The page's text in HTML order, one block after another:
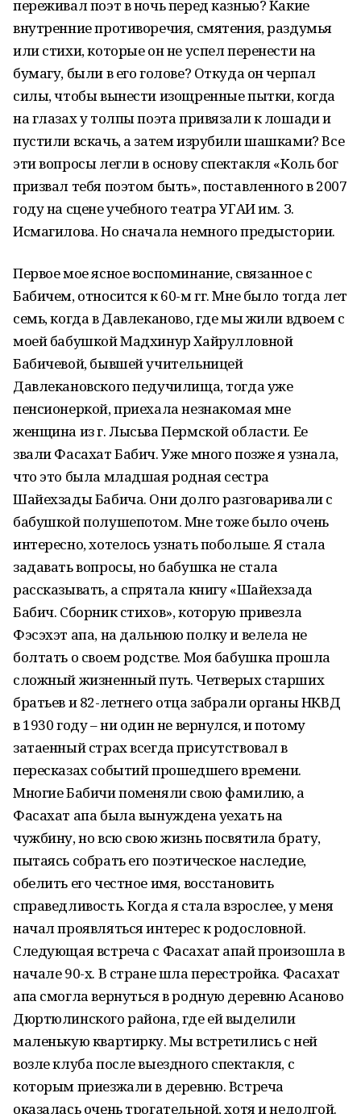
переживал поэт в ночь перед казнью? Какие
внутренние противоречия, смятения, раздумья
или стихи, которые он не успел перенести на
бумагу, были в его голове? Откуда он черпал
силы, чтобы вынести изощренные пытки, когда
на глазах у толпы поэта привязали к лошади и
пустили вскачь, а затем изрубили шашками? Все
эти вопросы легли в основу спектакля «Коль бог
призвал тебя поэтом быть», поставленного в 2007
году на сцене учебного театра УГАИ им. З.
Исмагилова. Но сначала немного предыстории.
Первое мое ясное воспоминание, связанное с
Бабичем, относится к 60-м гг. Мне было тогда лет
семь, когда в Давлеканово, где мы жили вдвоем с
моей бабушкой Мадхинур Хайрулловной
Бабичевой, бывшей учительницей
Давлекановского педучилища, тогда уже
пенсионеркой, приехала незнакомая мне
женщина из г. Лысьва Пермской области. Ее
звали Фасахат Бабич. Уже много позже я узнала,
что это была младшая родная сестра
Шайехзады Бабича. Они долго разговаривали с
бабушкой полушепотом. Мне тоже было очень
интересно, хотелось узнать побольше. Я стала
задавать вопросы, но бабушка не стала
рассказывать, а спрятала книгу «Шайехзада
Бабич. Сборник стихов», которую привезла
Фэсэхэт апа, на дальнюю полку и велела не
болтать о своем родстве. Моя бабушка прошла
сложный жизненный путь. Четверых старших
братьев и 82-летнего отца забрали органы НКВД
в 1930 году – ни один не вернулся, и потому
затаенный страх всегда присутствовал в
пересказах событий прошедшего времени.
Многие Бабичи поменяли свою фамилию, а
Фасахат апа была вынуждена уехать на
чужбину, но всю свою жизнь посвятила брату,
пытаясь собрать его поэтическое наследие,
обелить его честное имя, восстановить
справедливость. Когда я стала взрослее, у меня
начал проявляться интерес к родословной.
Следующая встреча с Фасахат апай произошла в
начале 90-х. В стране шла перестройка. Фасахат
апа смогла вернуться в родную деревню Асаново
Дюртюлинского района, где ей выделили
маленькую квартирку. Мы встретились с ней
возле клуба после выездного спектакля, с
которым приезжали в деревню. Встреча
оказалась очень трогательной, хотя и недолгой.